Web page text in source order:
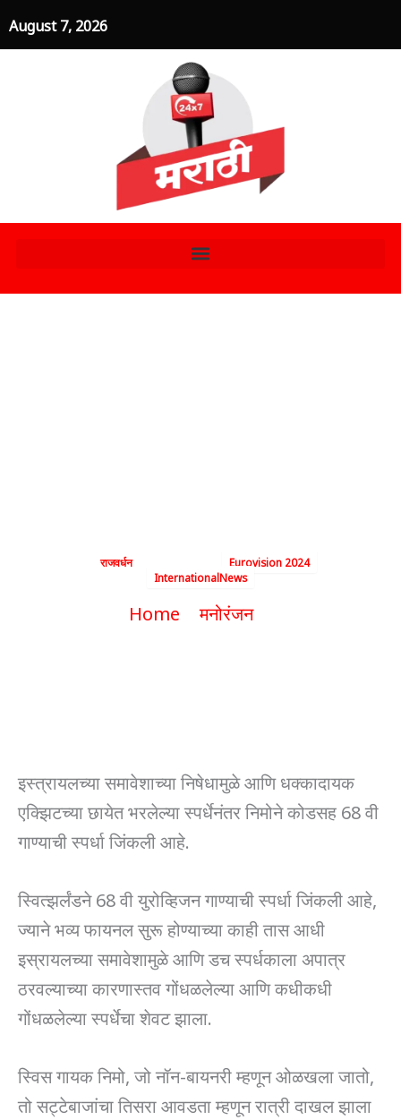
Skip
to
August 7, 2026
Byराजवर्धन
Eurovision 2024
InternationalNews
Home
मनोरंजन
इस्त्रायलच्या समावेशाच्या निषेधामुळे आणि धक्कादायक
एक्झिटच्या छायेत भरलेल्या स्पर्धेनंतर निमोने कोडसह 68 वी
गाण्याची स्पर्धा जिंकली आहे.
स्वित्झर्लंडने 68 वी युरोव्हिजन गाण्याची स्पर्धा जिंकली आहे,
ज्याने भव्य फायनल सुरू होण्याच्या काही तास आधी
इस्रायलच्या समावेशामुळे आणि डच स्पर्धकाला अपात्र
ठरवल्याच्या कारणास्तव गोंधळलेल्या आणि कधीकधी
गोंधळलेल्या स्पर्धेचा शेवट झाला.
स्विस गायक निमो, जो नॉन-बायनरी म्हणून ओळखला जातो,
तो सट्टेबाजांचा तिसरा आवडता म्हणून रात्री दाखल झाला